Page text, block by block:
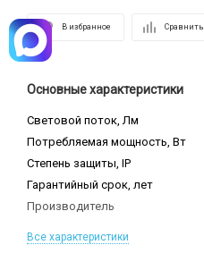
В избранное Сравнить
Основные характеристики
Световой поток, Лм
Потребляемая мощность, Вт
Степень защиты, IP
Гарантийный срок, лет
Производитель
Все характеристики